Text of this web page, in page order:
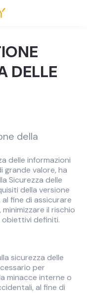
DELLE
della
delle informazioni
grande valore, ha
Sicurezza delle
della versione
al fine di assicurare
il rischio
definiti.
sicurezza delle
per
minacce interne o
al fine di